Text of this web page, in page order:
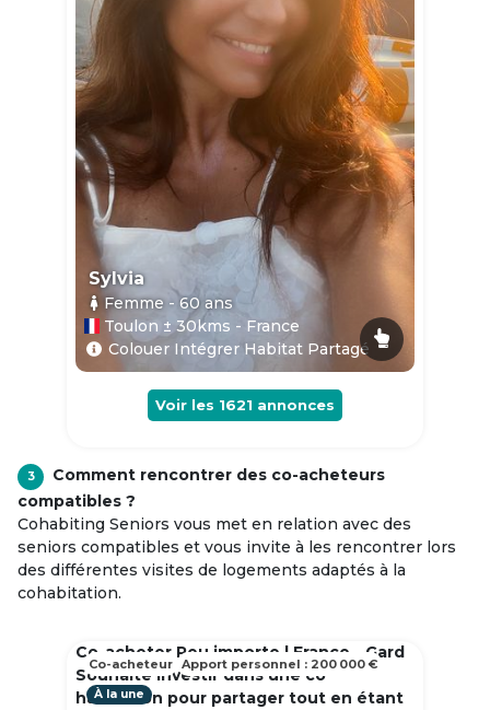
Sylvia
Femme - 60ans
Toulon ± 30kms - France
Colouer Intégrer Habitat Partagé
Voir les 1621 annonces
3
Comment rencontrer des co-acheteurs
compatibles ?
Cohabiting Seniors vous met en relation avec des
seniors compatibles et vous invite à les rencontrer lors
des différentes visites de logements adaptés à la
cohabitation.
Co-acheter Peu importe | France - Gard
Souhaite investir dans une co
habitation pour partager tout en étant
À la une
Co-acheteur Apport personnel : 200 000 €